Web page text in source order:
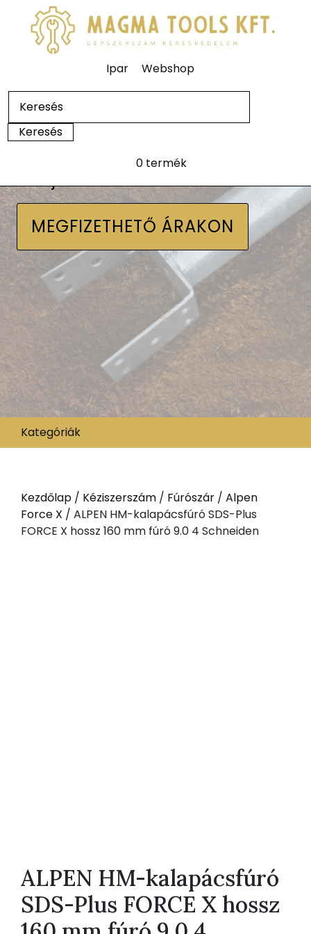
Ipar Webshop
0 termék
MEGFIZETHETŐ ÁRAKON
Kategóriák
Kezdőlap / Kéziszerszám / Fúrószár / Alpen
Force X / ALPEN HM-kalapácsfúró SDS-Plus
FORCE X hossz 160 mm fúró 9.0 4 Schneiden
ALPEN HM-kalapácsfúró
SDS-Plus FORCE X hossz